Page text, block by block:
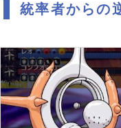
統率者からの